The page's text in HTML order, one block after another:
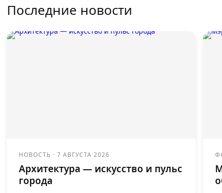
Последние новости
НОВОСТЬ ·7 АВГУСТА 2026
Архитектура — искусство и пульс
города